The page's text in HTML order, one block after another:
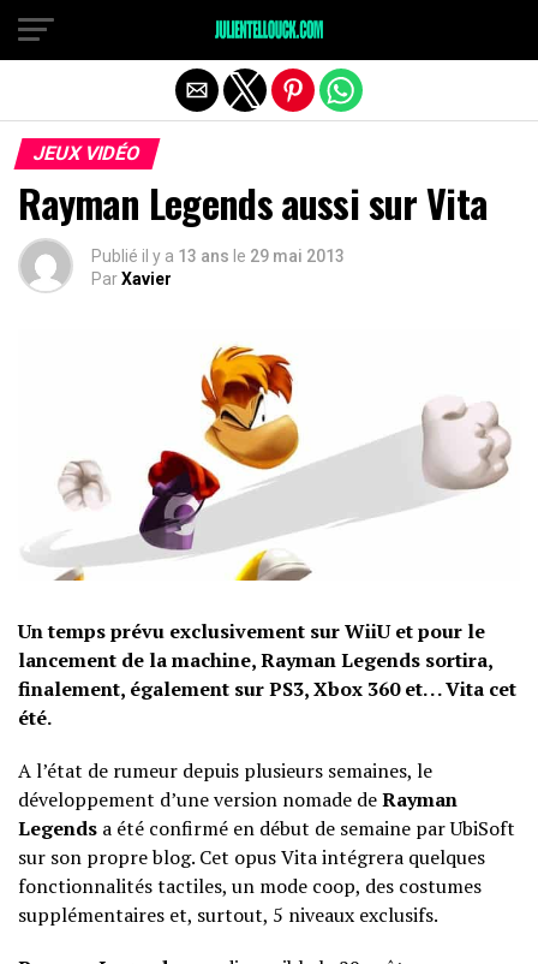
JEUX VIDÉO
Rayman Legends aussi sur Vita
Publié il y a 13 ans le 29 mai 2013
ParXavier
Un temps prévu exclusivement sur WiiU et pour le
lancement de la machine, Rayman Legends sortira,
finalement, également sur PS3, Xbox 360 et. . . Vita cet
été.
A l’état de rumeur depuis plusieurs semaines, le
développement d’une version nomade deRayman
Legends a été confirmé en début de semaine par UbiSoft
sur son propre blog. Cet opus Vita intégrera quelques
fonctionnalités tactiles, un mode coop, des costumes
supplémentaires et, surtout, 5 niveaux exclusifs.